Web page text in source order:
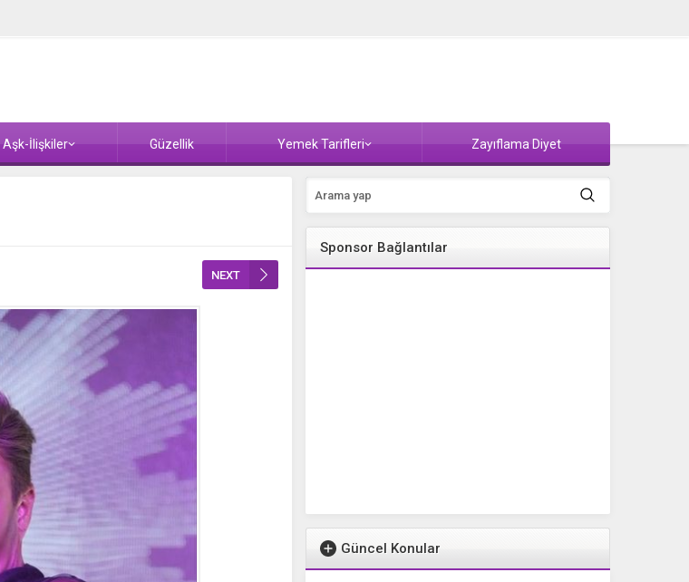
Aşk-İlişkiler Güzellik Yemek Tarifleri Zayıflama Diyet
NEXT
Sponsor Bağlantılar
Güncel Konular